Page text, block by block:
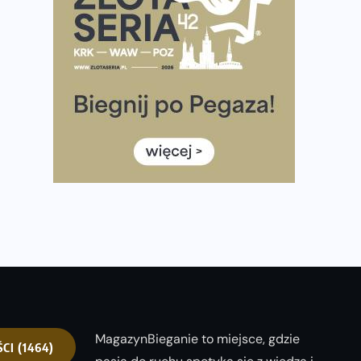
półmaratonem
Już w tę sobotę 35. Bieg Powstania Warszawskiego.
Wystartuje rekordowa liczba uczestników
poradnik przed startem
Ile razy w tygodniu biegać? 3 treningi wystarczą? Jak
często biegać, żeby robić postępy
Już w ten weekend! Przed nami Nocny Portowy
(1464)
MagazynBieganie to miejsce, gdzie